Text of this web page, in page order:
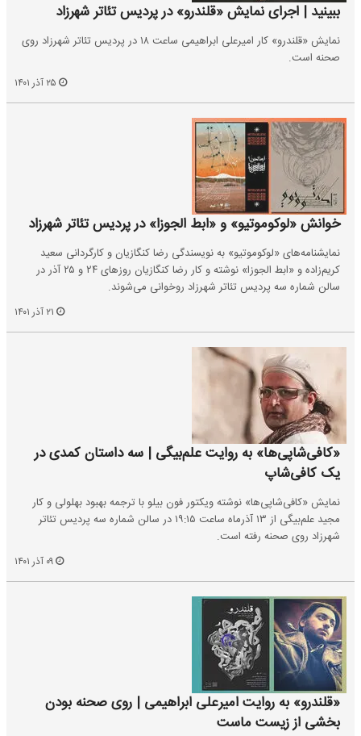
ببینید | اجرای نمایش «قلندرو» در پردیس تئاتر شهرزاد
نمایش «قلندرو» کار امیرعلی ابراهیمی ساعت ۱۸ در پردیس ‌تئاتر ‌شهرزاد روی
صحنه است.
خوانش «لوکوموتیو» و «ابط الجوزا» در پردیس تئاتر شهرزاد
نمایشنامه‌های «لوکوموتیو» به نویسندگی رضا ‌کنگازیان و کارگردانی سعید
کریم‌زاده و «ابط الجوزا» نوشته و کار رضا کنگازیان روزهای ۲۴ و ۲۵ آذر در
سالن شماره سه پردیس تئاتر شهرزاد روخوانی می‌شوند.
«کافی‌شاپی‌ها» به روایت علم‌بیگی | سه داستان کمدی در
یک کافی‌شاپ
نمایش «کافی‌شاپی‌ها» نوشته ویکتور فون بیلو با ترجمه بهبود بهلولی و کار
مجید علم‌بیگی از ۱۳ آذرماه ساعت ۱۹:۱۵ در سالن شماره سه پردیس تئاتر
شهرزاد روی صحنه رفته است.
«قلندرو» به روایت امیرعلی ابراهیمی | روی صحنه بودن
بخشی از زیست ماست